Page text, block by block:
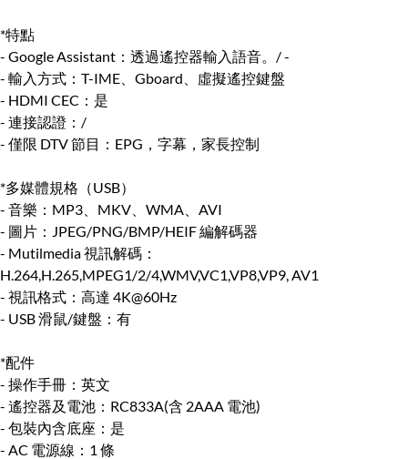
*特點
- Google Assistant：透過遙控器輸入語音。/ -
- 輸入方式：T-IME、Gboard、虛擬遙控鍵盤
- HDMI CEC：是
- 連接認證：/
- 僅限 DTV 節目：EPG，字幕，家長控制
*多媒體規格（USB）
- 音樂：MP3、MKV、WMA、AVI
- 圖片：JPEG/PNG/BMP/HEIF 編解碼器
- Mutilmedia 視訊解碼：
H.264,H.265,MPEG1/2/4,WMV,VC1,VP8,VP9, AV1
- 視訊格式：高達 4K@60Hz
- USB 滑鼠/鍵盤：有
*配件
- 操作手冊：英文
- 遙控器及電池：RC833A(含 2AAA 電池)
- 包裝內含底座：是
- AC 電源線：1 條